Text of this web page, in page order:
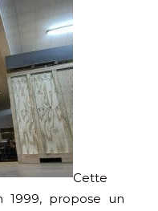
Cette
1999, propose un